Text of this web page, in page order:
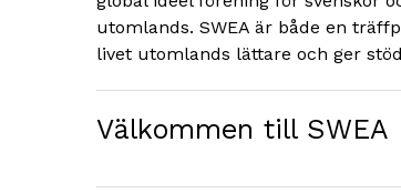
utomlands. SWEA är både en
livet utomlands lättare och ger
Välkommen till SWEA